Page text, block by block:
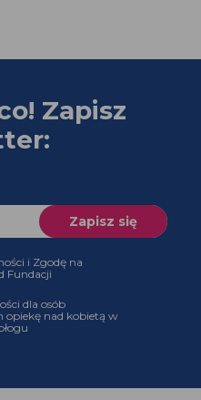
Zapisz
i Zgodę na
Fundacji
dla osób
opiekę nad kobietą w